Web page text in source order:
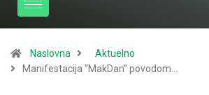
Naslovna
Aktuelno
Manifestacija “MakDan” povodom…